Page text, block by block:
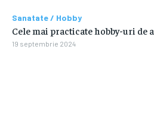
Sanatate / Hobby
Cele mai practicate hobby-uri de
19 septembrie 2024